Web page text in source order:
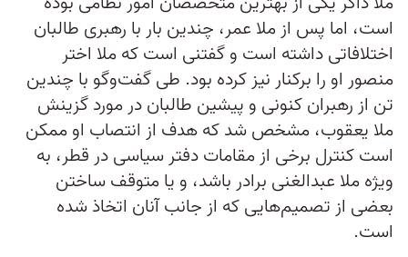
است، اما پس از ملا عمر، چندین بار با رهبری طالبان
اختلافاتی داشته است و گفتنی است که ملا اختر
منصور او را برکنار نیز کرده بود. طی گفت‌وگو با چندین
تن از رهبران کنونی و پیشین طالبان در مورد گزینش
ملا یعقوب، مشخص شد که هدف از انتصاب او ممکن
است کنترل برخی از مقامات دفتر سیاسی در قطر، به
ویژه ملا عبدالغنی برادر باشد، و یا متوقف ساختن
بعضی از تصمیم‌هایی که از جانب آنان اتخاذ شده
است.